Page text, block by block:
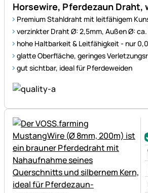
Horsewire, Pferdezaun Draht,
Premium Stahldraht mit leitfähigem
verzinkter Draht Ø: 2,5mm, Außen Ø:
hohe Haltbarkeit & Leitfähigkeit - nur
glatte Oberfläche, geringes
gut sichtbar, ideal für Pferdeweiden